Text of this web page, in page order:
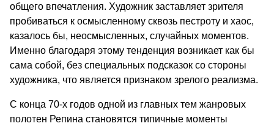
общего впечатления. Художник заставляет зрителя
пробиваться к осмысленному сквозь пестроту и хаос,
казалось бы, неосмысленных, случайных моментов.
Именно благодаря этому тенденция возникает как бы
сама собой, без специальных подсказок со стороны
художника, что является признаком зрелого реализма.
С конца 70-х годов одной из главных тем жанровых
полотен Репина становятся типичные моменты